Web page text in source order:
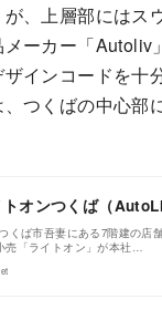
が、上層部にはス
ーカー「Autoliv
ザインコードを十
つくばの中心部
オンつくば（
くば市吾妻にある7階建の店
売「ライトオン」が本社…